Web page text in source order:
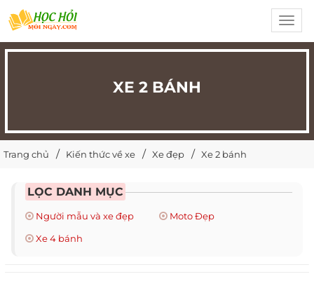
XE 2 BÁNH
Trang chủ Kiến thức về xe Xe đẹp Xe 2 bánh
LỌC DANH MỤC
Người mẫu và xe đẹp
Moto Đẹp
Xe 4 bánh